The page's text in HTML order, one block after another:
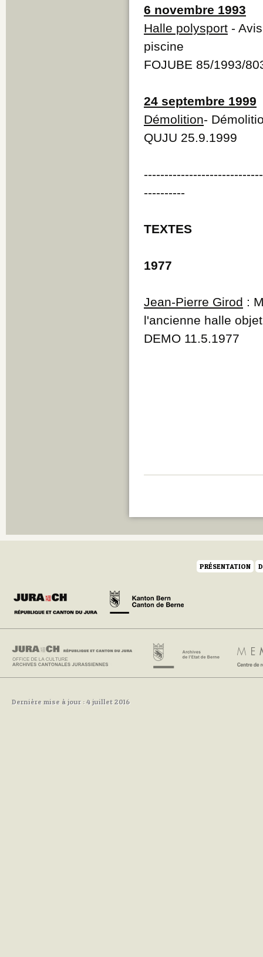
6 novembre 1993
Halle polysport -
piscine
FOJUBE 85/1993/
24 septembre 1999
Démolition-
QUJU 25.9.1999
----------
TEXTES
1977
Jean-Pierre Girod :
l'ancienne halle
DEMO 11.5.1977
PRÉSENTATION
Dernière mise à jour : 4 juillet 2016